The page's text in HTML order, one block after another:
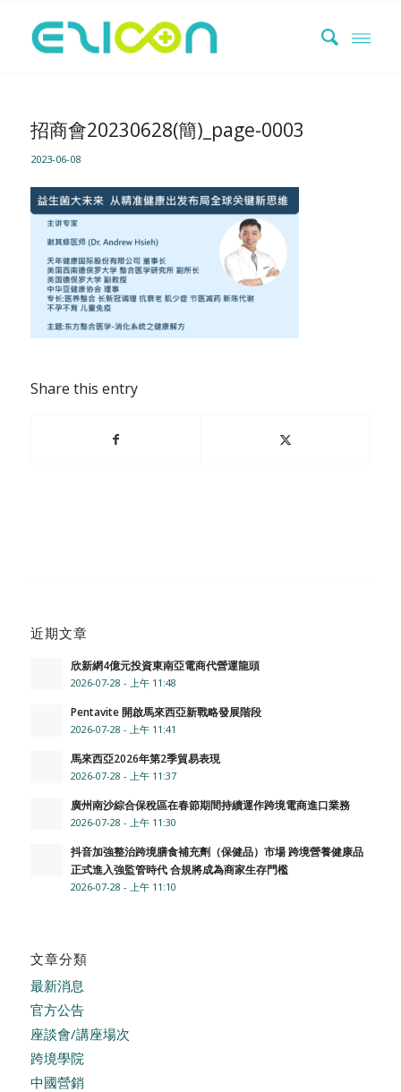
招商會20230628(簡)_page-0003
2023-06-08
Share this entry
近期文章
欣新網4億元投資東南亞電商代營運龍頭
2026-07-28 - 上午 11:48
Pentavite 開啟馬來西亞新戰略發展階段
2026-07-28 - 上午 11:41
馬來西亞2026年第2季貿易表現
2026-07-28 - 上午 11:37
廣州南沙綜合保稅區在春節期間持續運作跨境電商進口業務
2026-07-28 - 上午 11:30
抖音加強整治跨境膳食補充劑（保健品）市場 跨境營養健康品
正式進入強監管時代 合規將成為商家生存門檻
2026-07-28 - 上午 11:10
文章分類
最新消息
官方公告
座談會/講座場次
跨境學院
中國營銷